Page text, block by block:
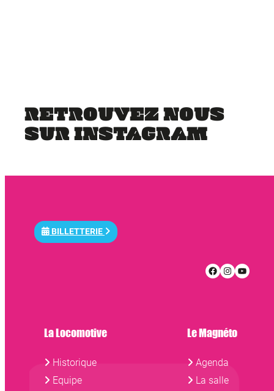
BILLETTERIE
Facebook
La Locomotive
Historique
Equipe
Le Magnéto
Agenda
La salle